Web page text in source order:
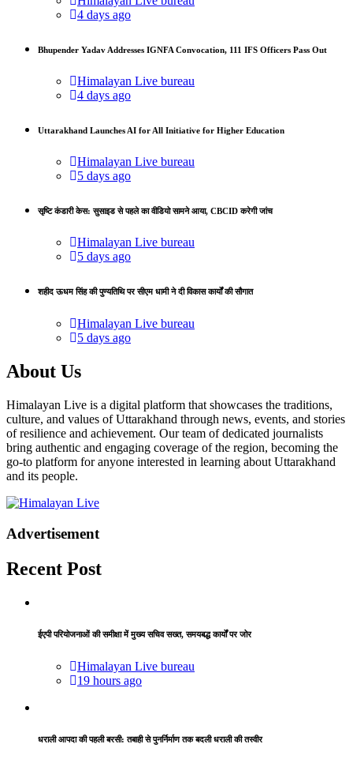
4 days ago
Bhupender Yadav Addresses IGNFA Convocation, 111 IFS Officers Pass Out
Himalayan Live bureau
4 days ago
Uttarakhand Launches AI for All Initiative for Higher Education
Himalayan Live bureau
5 days ago
सृष्टि कंडारी केस: सुसाइड से पहले का वीडियो सामने आया, CBCID करेगी जांच
Himalayan Live bureau
5 days ago
शहीद ऊधम सिंह की पुण्यतिथि पर सीएम धामी ने दी विकास कार्यों की सौगात
Himalayan Live bureau
5 days ago
About Us
Himalayan Live is a digital platform that showcases the traditions,
culture, and values of Uttarakhand through news, events, and stories
of resilience and achievement. Our team of dedicated journalists
bring authentic and engaging coverage of the region, becoming the
go-to platform for anyone interested in learning about Uttarakhand
and its people.
Advertisement
Recent Post
ईएपी परियोजनाओं की समीक्षा में मुख्य सचिव सख्त, समयबद्ध कार्यों पर जोर
Himalayan Live bureau
19 hours ago
धराली आपदा की पहली बरसी: तबाही से पुनर्निर्माण तक बदली धराली की तस्वीर